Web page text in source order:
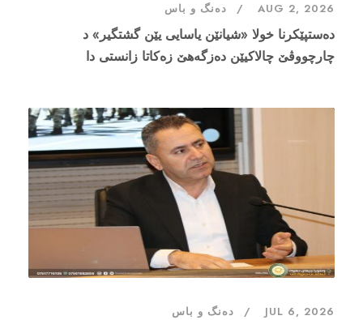
AUG 2, 2026 دەنگ و باس
دەستپێکرنا خولا «شیانێن یاسایی یێن گشتگیر» د
چارچووڤێ چالاکیێن دەزگەهێ زەکاتا زانستی دا
JUL 6, 2026 دەنگ و باس